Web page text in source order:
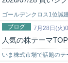
ゴールデンクロス1位誠
比-2.7%3位さくらイン
7月28日(火
ブログ
人気の株テーマ
いま株式市場で話題の